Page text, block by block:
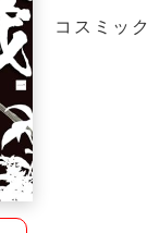
コスミッ